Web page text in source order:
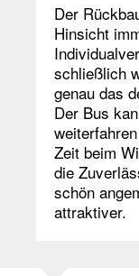
Der
Hinsicht
schließlich
genau das
Der Bus
Zeit beim
die
schön
attraktiver.